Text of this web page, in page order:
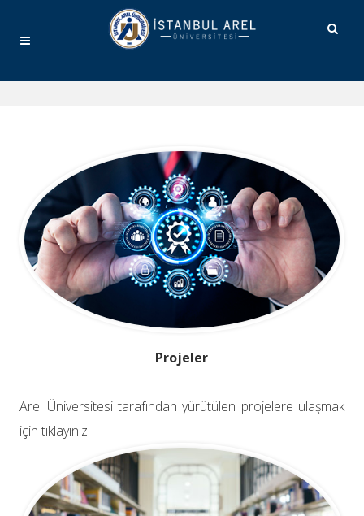
Projeler
Arel Üniversitesi tarafından yürütülen projelere ulaşmak
için tıklayınız.